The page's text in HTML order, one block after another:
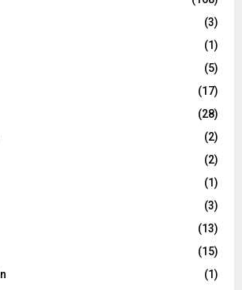
(3)
(1)
(5)
(17)
(28)
(2)
(2)
(1)
(3)
(13)
(15)
(1)